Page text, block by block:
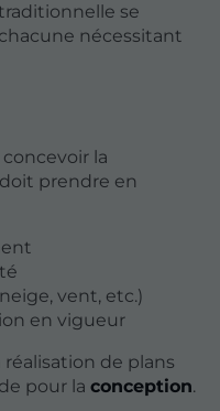
se
nécessitant
la
prendre en
vent, etc.)
en vigueur
de plans
pour la conception.